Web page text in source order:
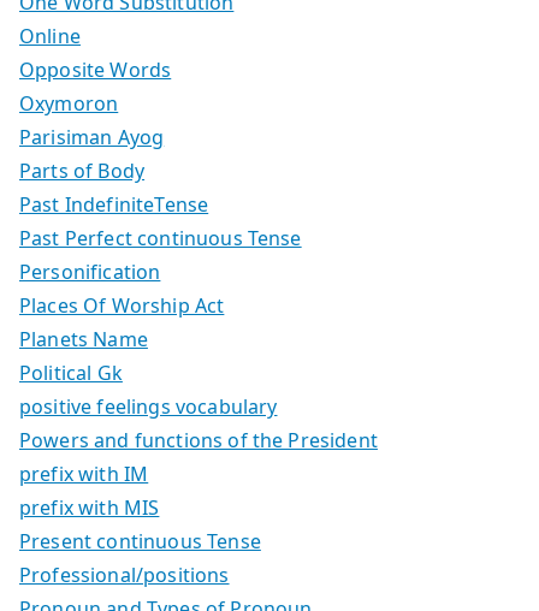
Online
Opposite Words
Oxymoron
Parisiman Ayog
Parts of Body
Past IndefiniteTense
Past Perfect continuous Tense
Personification
Places Of Worship Act
Planets Name
Political Gk
positive feelings vocabulary
Powers and functions of the President
prefix with IM
prefix with MIS
Present continuous Tense
Professional/positions